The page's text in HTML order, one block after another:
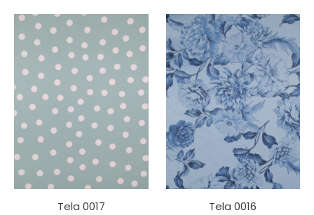
Tela 0017 Tela 0016